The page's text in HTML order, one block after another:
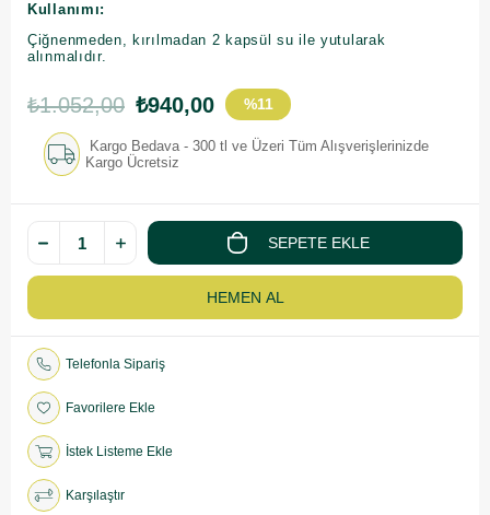
Kullanımı:
Çiğnenmeden, kırılmadan 2 kapsül su ile yutularak
alınmalıdır.
₺1.052,00 ₺940,00 %11
İndirim
Kargo Bedava - 300 tl ve Üzeri Tüm Alışverişlerinizde
Kargo Ücretsiz
Telefonla Sipariş
Favorilere Ekle
İstek Listeme Ekle
Karşılaştır